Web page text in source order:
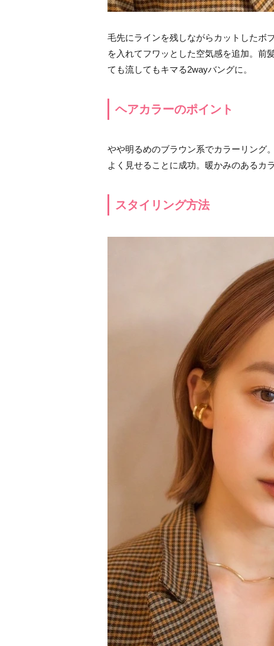
毛先にラインを残しながらカットしたボ
を入れてフワッとした空気感を追加。前
ても流してもキマる2wayバングに。
ヘアカラーのポイント
やや明るめのブラウン系でカラーリング
よく見せることに成功。暖かみのあるカ
スタイリング方法